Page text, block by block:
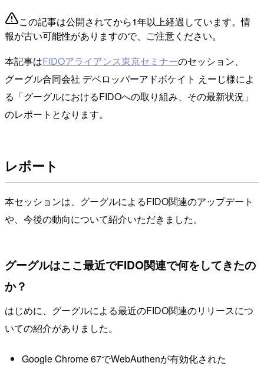
この記事は公開されてから1年以上経過しています。情
報が古い可能性がありますので、ご注意ください。
本記事はFIDOアライアンス東京セミナーのセッション、
グーグル合同会社 デベロッパーアドボケイト えーじ様によ
る「グーグルにおけるFIDOへの取り組み、その最新状況」
のレポートとなります。
レポート
本セッションは、グーグルによるFIDO関連のアップデート
や、今後の動向について紹介いただきました。
グーグルはここ最近でFIDO関連で何をしてきたの
か？
はじめに、グーグルによる最近のFIDO関連のリリースにつ
いての紹介がありました。
Google Chrome 67でWebAuthenが有効化された